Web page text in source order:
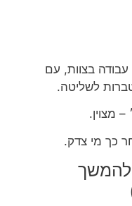
בצוות, עם
לשליטה.
מצוין.
כך מי צדק.
להמשך